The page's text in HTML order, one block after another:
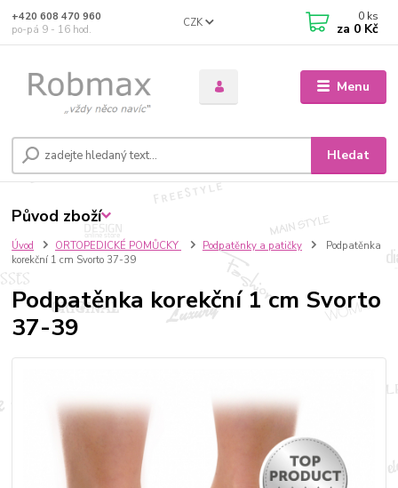
Menu
CZK
Hledat
+420 608 470 960
po-pá 9 - 16 hod.
0 ks
za 0 Kč
Úvod ORTOPEDICKÉ POMŮCKY Podpatěnky a patičky
Podpatěnka
korekční 1 cm Svorto 37-39
Podpatěnka korekční 1 cm Svorto
37-39
Původ zboží